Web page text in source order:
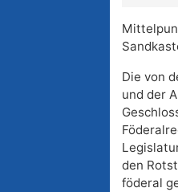
Die von
und der
den
föderal